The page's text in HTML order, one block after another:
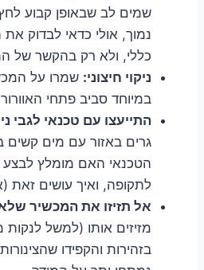
שמים לב שבאופן קבוע
נמוך, אולי כדאי לבדוק
כללי, ולא רק בהקשר של
ניקוי חיצוני: שמרו על
במיוחד סביב פתחי
התייעצו עם טכנאי לגבי
גרים באזור עם מים קשים
הטכנאי האם מומלץ לבצע
לתקופה, ואיך עושים זאת
אל תזיזו את המכשיר
מזיזים אותו (למשל לנקות
בזהירות והקפידו